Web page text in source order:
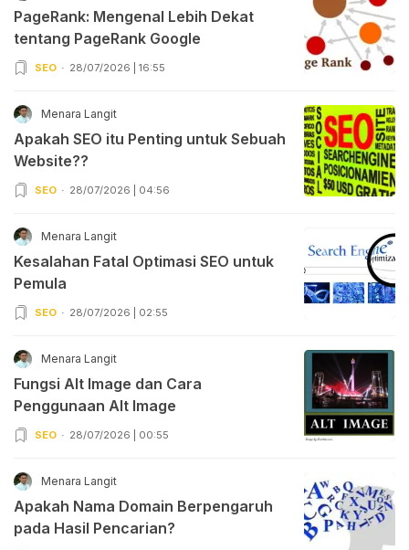
PageRank: Mengenal Lebih Dekat
tentang PageRank Google
SEO 28/07/2026 | 16:55
Menara Langit
Apakah SEO itu Penting untuk Sebuah
Website??
SEO 28/07/2026 | 04:56
Menara Langit
Kesalahan Fatal Optimasi SEO untuk
Pemula
SEO 28/07/2026 | 02:55
Menara Langit
Fungsi Alt Image dan Cara
Penggunaan Alt Image
SEO 28/07/2026 | 00:55
Menara Langit
Apakah Nama Domain Berpengaruh
pada Hasil Pencarian?